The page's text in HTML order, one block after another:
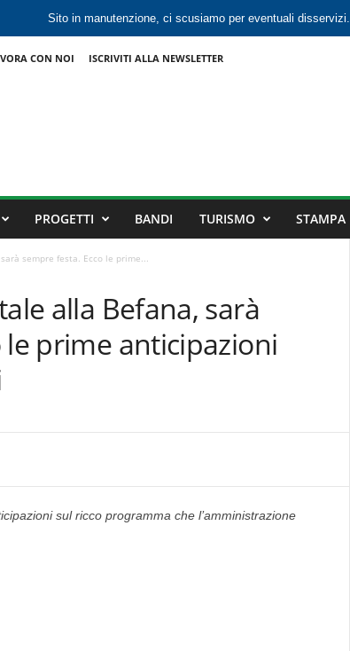
Sito in manutenzione, ci scusiamo per eventuali disservizi.
CON NOI ISCRIVITI ALLA NEWSLETTER
PROGETTI BANDI TURISMO STAMPA
sempre festa. Ecco le prime...
alla Befana, sarà
le prime anticipazioni
sul ricco programma che l’amministrazione